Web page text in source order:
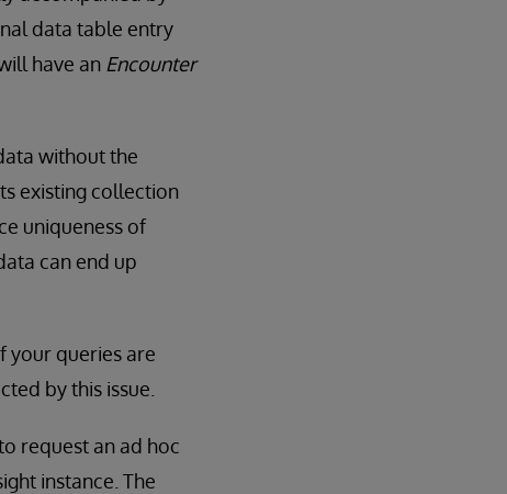
data table entry
have an Encounter
without the
existing collection
uniqueness of
can end up
your queries are
by this issue.
request an ad hoc
instance. The